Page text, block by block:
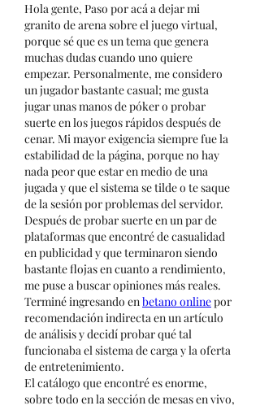
Hola gente, Paso por acá a dejar mi
granito de arena sobre el juego virtual,
porque sé que es un tema que genera
muchas dudas cuando uno quiere
empezar. Personalmente, me considero
un jugador bastante casual; me gusta
jugar unas manos de póker o probar
suerte en los juegos rápidos después de
cenar. Mi mayor exigencia siempre fue la
estabilidad de la página, porque no hay
nada peor que estar en medio de una
jugada y que el sistema se tilde o te saque
de la sesión por problemas del servidor.
Después de probar suerte en un par de
plataformas que encontré de casualidad
en publicidad y que terminaron siendo
bastante flojas en cuanto a rendimiento,
me puse a buscar opiniones más reales.
Terminé ingresando en betano online por
recomendación indirecta en un artículo
de análisis y decidí probar qué tal
funcionaba el sistema de carga y la oferta
de entretenimiento.
El catálogo que encontré es enorme,
sobre todo en la sección de mesas en vivo,